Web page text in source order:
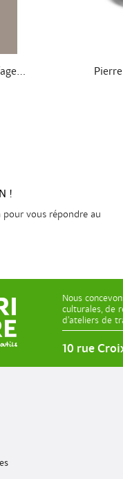

!
pour vous répondre au
Nous
culturales, de
d’ateliers de
10 rue